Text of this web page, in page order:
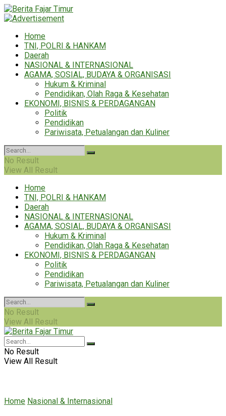
Home
TNI, POLRI & HANKAM
Daerah
NASIONAL & INTERNASIONAL
AGAMA, SOSIAL, BUDAYA & ORGANISASI
Hukum & Kriminal
Pendidikan, Olah Raga & Kesehatan
EKONOMI, BISNIS & PERDAGANGAN
Politik
Pendidikan
Pariwisata, Petualangan dan Kuliner
No Result
View All Result
Home
TNI, POLRI & HANKAM
Daerah
NASIONAL & INTERNASIONAL
AGAMA, SOSIAL, BUDAYA & ORGANISASI
Hukum & Kriminal
Pendidikan, Olah Raga & Kesehatan
EKONOMI, BISNIS & PERDAGANGAN
Politik
Pendidikan
Pariwisata, Petualangan dan Kuliner
No Result
View All Result
No Result
View All Result
Home Nasional & Internasional